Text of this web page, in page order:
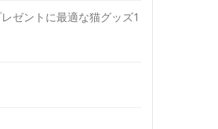
ゼントに最適な猫グッズ1